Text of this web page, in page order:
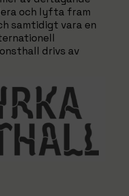
och lyfta fram
samtidigt vara en
drivs av